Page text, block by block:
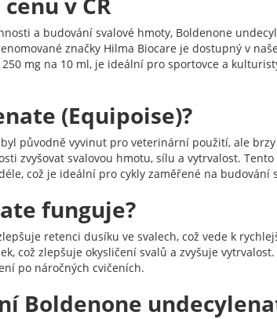
a budování svalové hmoty, Boldenone
značky Hilma Biocare je dostupný v
mg na 10 ml, je ideální pro sportovce a
(Equipoise)?
původně vyvinut pro veterinární použití, ale
zvyšovat svalovou hmotu, sílu a vytrvalost.
což je ideální pro cykly zaměřené na budování
funguje?
retenci dusíku ve svalech, což vede k
což zlepšuje okysličení svalů a zvyšuje
po náročných cvičeních.
Boldenone